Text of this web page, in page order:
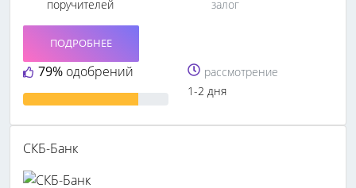
поручителей
залог
79% одобрений
ПОДРОБНЕЕ
рассмотрение
1-2 дня
СКБ-Банк